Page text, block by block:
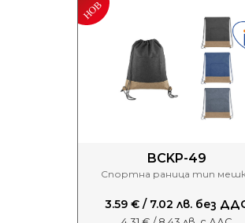
BCKP-49
Спортна раница тип
3.59 € / 7.02 лв. без